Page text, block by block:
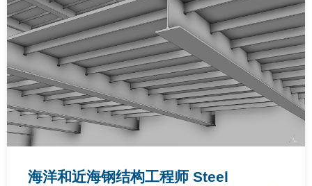
海洋和近海钢结构工程师 Steel